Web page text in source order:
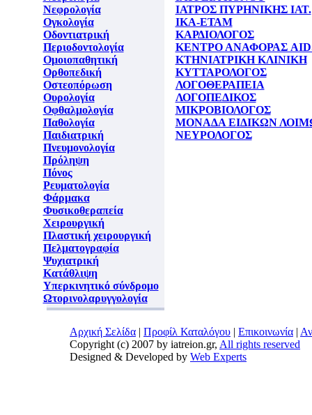
Νεφρολογία
Ογκολογία
Οδοντιατρική
Περιοδοντολογία
Ομοιοπαθητική
Ορθοπεδική
Οστεοπόρωση
Ουρολογία
Οφθαλμολογία
Παθολογία
Παιδιατρική
Πνευμονολογία
Πρόληψη
Πόνος
Ρευματολογία
Φάρμακα
Φυσικοθεραπεία
Χειρουργική
Πλαστική χειρουργική
Πελματογραφία
Ψυχιατρική
Κατάθλιψη
Υπερκινητικό σύνδρομο
Ωτορινολαρυγγολογία
ΙΑΤΡΟΣ ΠΥΡΗΝΙΚΗΣ ΙΑΤ.
ΙΚΑ-ΕΤΑΜ
ΚΑΡΔΙΟΛΟΓΟΣ
ΚΕΝΤΡΟ ΑΝΑΦΟΡΑΣ
ΚΤΗΝΙΑΤΡΙΚΗ ΚΛΙΝΙΚΗ
ΚΥΤΤΑΡΟΛΟΓΟΣ
ΛΟΓΟΘΕΡΑΠΕΙΑ
ΛΟΓΟΠΕΔΙΚΟΣ
ΜΙΚΡΟΒΙΟΛΟΓΟΣ
ΜΟΝΑΔΑ ΕΙΔΙΚΩΝ
ΝΕΥΡΟΛΟΓΟΣ
Αρχική Σελίδα | Προφίλ Καταλόγου | Επικοινωνία |
Copyright (c) 2007 by iatreion.gr, All rights reserved
Designed & Developed by Web Experts